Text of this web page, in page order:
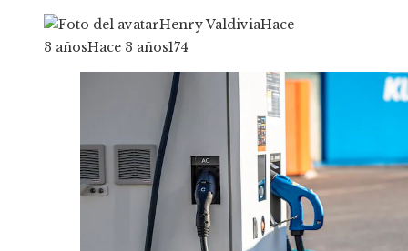
Henry ValdiviaHace
3 añosHace 3 años174